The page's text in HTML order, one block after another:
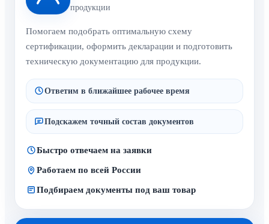
продукции
Помогаем подобрать оптимальную схему
сертификации, оформить декларации и подготовить
техническую документацию для продукции.
Ответим в ближайшее рабочее время
Подскажем точный состав документов
Быстро отвечаем на заявки
Работаем по всей России
Подбираем документы под ваш товар